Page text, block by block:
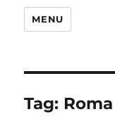
MENU
Tag: Roma